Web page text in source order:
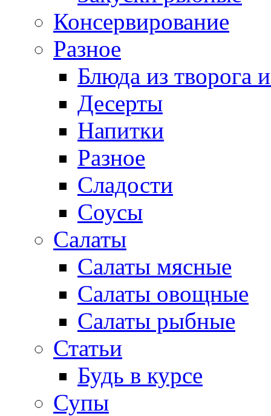
Консервирование
Разное
Блюда из творога
Десерты
Напитки
Разное
Сладости
Соусы
Салаты
Салаты мясные
Салаты овощные
Салаты рыбные
Статьи
Будь в курсе
Супы